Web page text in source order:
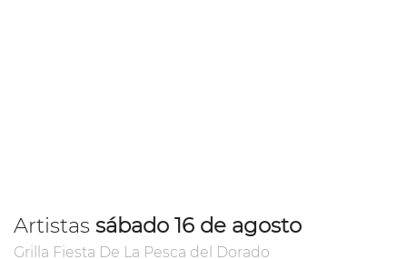
Artistas sábado 16 de agosto
Grilla Fiesta De La Pesca del Dorado